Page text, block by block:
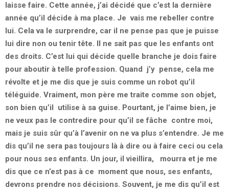
laisse faire. Cette année, j’ai décidé que c’est la dernière
année qu’il décide à ma place. Je vais me rebeller contre
lui. Cela va le surprendre, car il ne pense pas que je puisse
lui dire non ou tenir tête. Il ne sait pas que les enfants ont
des droits. C’est lui qui décide quelle branche je dois faire
pour aboutir à telle profession. Quand j’y pense, cela me
révolte et je me dis que je suis comme un robot qu’il
téléguide. Vraiment, mon père me traite comme son objet,
son bien qu’il utilise à sa guise. Pourtant, je l’aime bien, je
ne veux pas le contredire pour qu’il se fâche contre moi,
mais je suis sûr qu’à l’avenir on ne va plus s’entendre. Je me
dis qu’il ne sera pas toujours là à dire ou à faire ceci ou cela
pour nous ses enfants. Un jour, il vieillira, mourra et je me
dis que ce n’est pas à ce moment que nous, ses enfants,
devrons prendre nos décisions. Souvent, je me dis qu’il est